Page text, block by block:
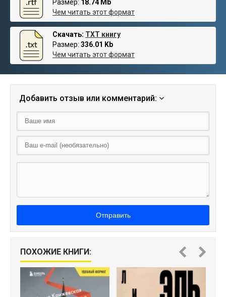
Размер: 18.74 Mb
Чем читать этот формат
Скачать: TXT книгу
Размер: 336.01 Kb
Чем читать этот формат
Добавить отзыв или комментарий:
Отправить
ПОХОЖИЕ КНИГИ: